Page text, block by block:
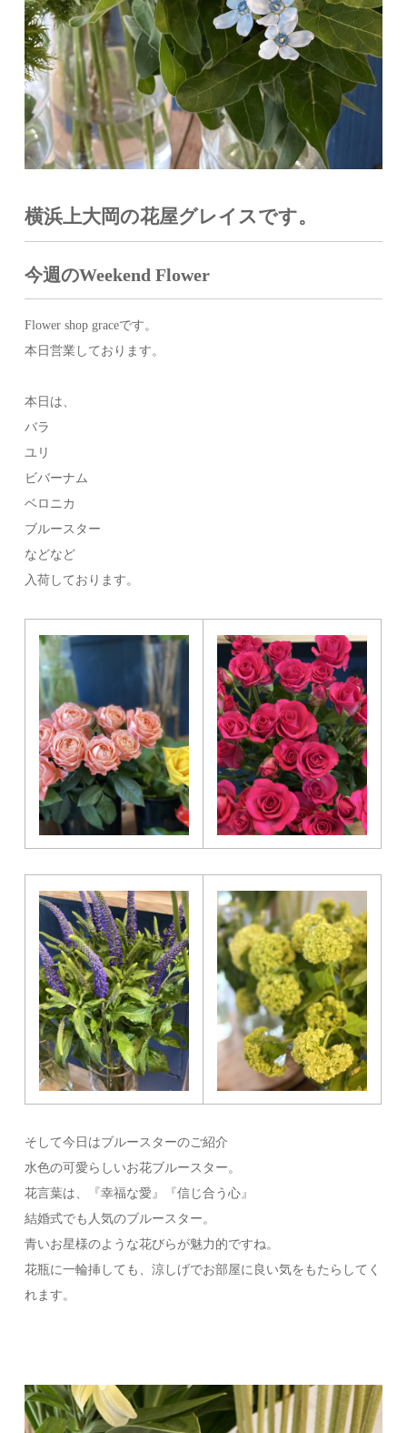
横浜上大岡の花屋グレイスです。
今週のWeekend Flower
Flower shop graceです。
本日営業しております。
本日は、
バラ
ユリ
ビバーナム
ベロニカ
ブルースター
などなど
入荷しております。
そして今日はブルースターのご紹介
水色の可愛らしいお花ブルースター。
花言葉は、『幸福な愛』『信じ合う心』
結婚式でも人気のブルースター。
青いお星様のような花びらが魅力的ですね。
花瓶に一輪挿しても、涼しげでお部屋に良い気をもたらしてく
れます。